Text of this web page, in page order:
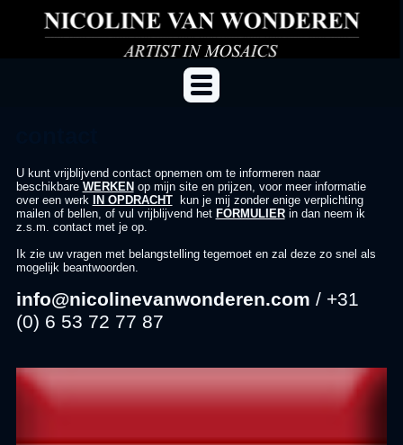
U kunt vrijblijvend contact opnemen om te informeren naar
beschikbare WERKEN op mijn site en prijzen, voor meer informatie
over een werk
IN OPDRACHTkun je mij zonder enige verplichting
mailen of bellen, of vul vrijblijvend het FORMULIERin dan neem ik
z.s.m. contact met je op.
Ik zie uw vragen met belangstelling tegemoet en zal deze zo snel als
mogelijk beantwoorden.
info@nicolinevanwonderen.com / +31
(0) 6 53 72 77 87